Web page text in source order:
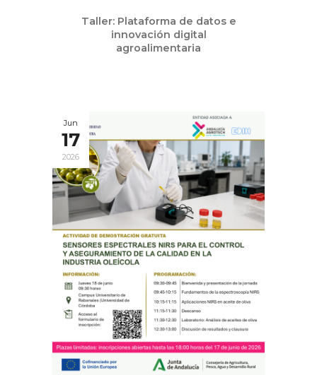
Taller: Plataforma de datos e
innovación digital
agroalimentaria
Jun
17
2026